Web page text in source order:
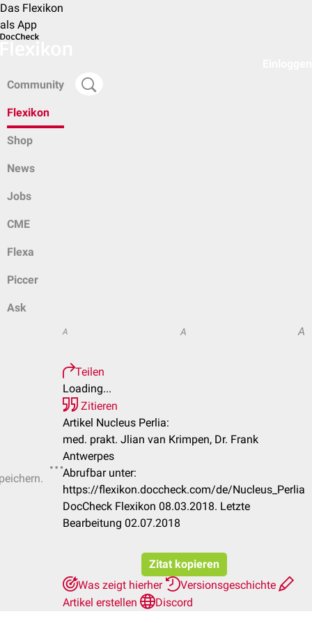
Das Flexikon
als App
Community
Flexikon
Shop
News
Jobs
CME
Flexa
Piccer
Ask
A A A
Teilen
Loading...
Zitieren
Artikel Nucleus Perlia:
med. prakt. Jlian van Krimpen, Dr. Frank
Antwerpes
Abrufbar unter:
https://flexikon.doccheck.com/de/Nucleus_Perlia
DocCheck Flexikon 08.03.2018. Letzte
Bearbeitung 02.07.2018
Zitat kopieren
Was zeigt hierher
Versionsgeschichte
Artikel erstellen
Discord